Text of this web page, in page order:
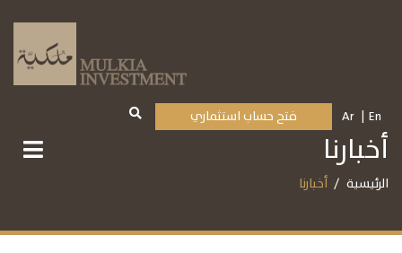
En
Ar فتح حساب استثماري
أخبارنا
الرئيسية أخبارنا